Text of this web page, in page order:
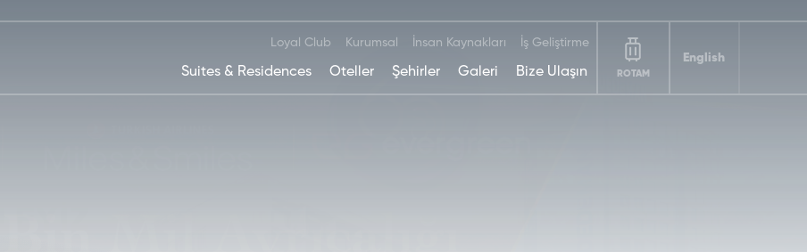
Loyal Club Kurumsal İnsan Kaynakları İş Geliştirme
Suites & Residences Oteller Şehirler Galeri Bize Ulaşın ROTAM
English